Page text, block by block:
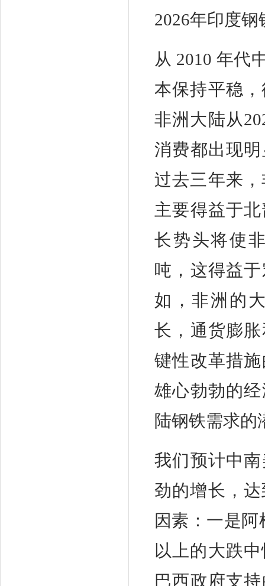
2026年印度
从 2010 年代
本保持平稳
非洲大陆从
消费都出现
过去三年来
主要得益于
长势头将使
吨，这得益
如，非洲的
长，通货膨
键性改革措
雄心勃勃的
陆钢铁需求的
我们预计中
劲的增长，
因素：一是
以上的大跌
巴西政府支